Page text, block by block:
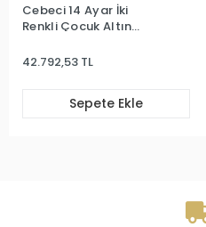
Cebeci 14 Ayar İki
Renkli Çocuk Altın
42.792,53 TL
Sepete Ekle